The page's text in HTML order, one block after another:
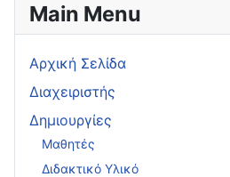
Main Menu
Αρχική Σελίδα
Διαχειριστής
Δημιουργίες
Μαθητές
Διδακτικό Υλικό